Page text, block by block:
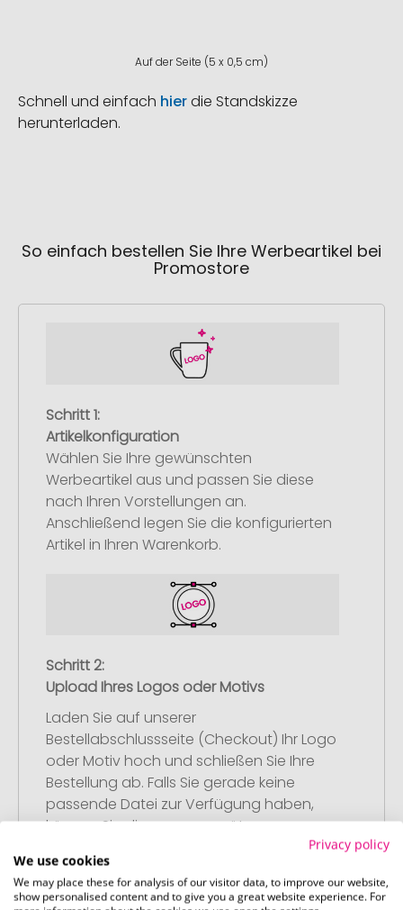
Auf der Seite (5 x 0,5 cm)
Schnell und einfach hierdie Standskizze
herunterladen.
So einfach bestellen Sie Ihre Werbeartikel bei
Promostore
Schritt 1:
Artikelkonfiguration
Wählen Sie Ihre gewünschten
Werbeartikel aus und passen Sie diese
nach Ihren Vorstellungen an.
Anschließend legen Sie die konfigurierten
Artikel in Ihren Warenkorb.
Schritt 2:
Upload Ihres Logos oder Motivs
Laden Sie auf unserer
Bestellabschlussseite (Checkout) Ihr Logo
oder Motiv hoch und schließen Sie Ihre
Bestellung ab. Falls Sie gerade keine
passende Datei zur Verfügung haben,
können Sie diese gerne später
Privacy policy
We use cookies
We may place these for analysis of our visitor data, to improve our website,
show personalised content and to give you a great website experience. For